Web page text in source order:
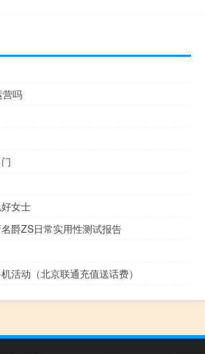
营吗
女士
爵ZS日常实用性测试报告
活动（北京联通充值送话费）